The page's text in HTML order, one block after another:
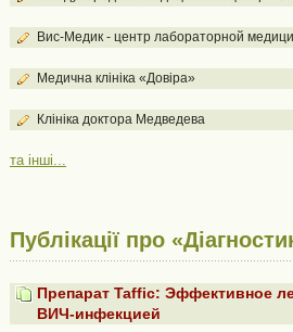
Вис-Медик - центр лабораторной
Медична клініка «Довіра»
Клініка доктора Медведева
та інші...
Публікації про
Препарат Taffic: Эффективное
ВИЧ-инфекцией